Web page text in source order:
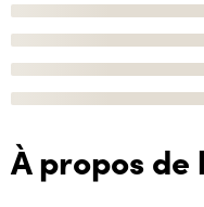
À propos